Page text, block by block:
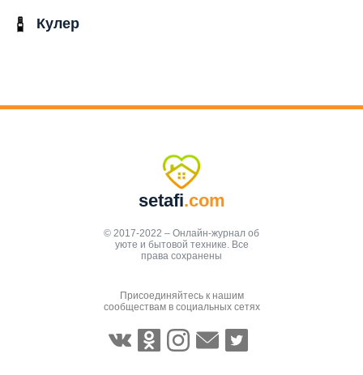
Кулер
setafi.com
© 2017-2022 – Онлайн-журнал об
уюте и бытовой технике. Все
права сохранены
Присоединяйтесь к нашим
сообществам в социальных сетях